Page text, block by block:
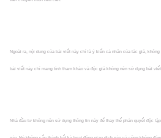
Ngoài ra, nội dung của bài viết này chỉ là ý kiến cá nhân của tác giả,
bài viết này chỉ mang tính tham khảo và độc giả không nên sử dụng bài
Nhà đầu tư không nên sử dụng thông tin này để thay thế phán quyết độc